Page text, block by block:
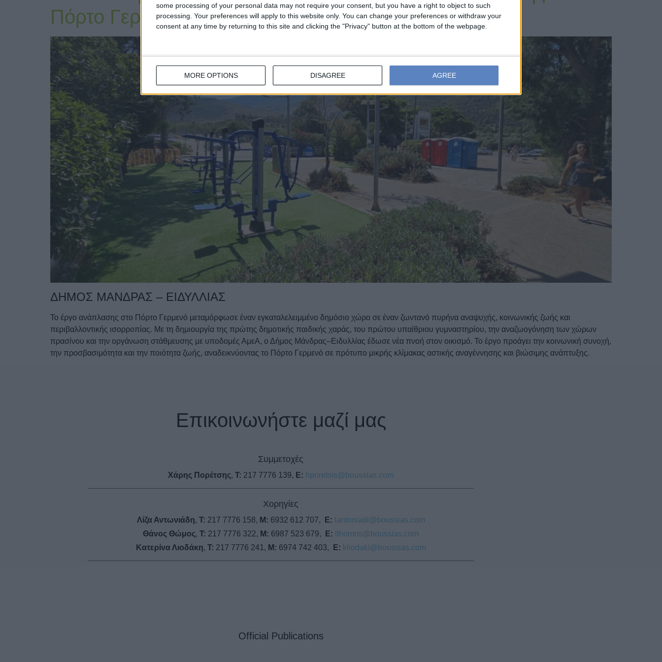
some processing of your personal data may not require your consent, but you have a right to object to such
processing. Your preferences will apply to this website only. You can change your preferences or withdraw your
consent at any time by returning to this site and clicking the "Privacy" button at the bottom of the webpage.
MORE OPTIONS DISAGREE AGREE
Πόρτο Γερμενό
ΔΗΜΟΣ ΜΑΝΔΡΑΣ – ΕΙΔΥΛΛΙΑΣ
Το έργο ανάπλασης στο Πόρτο Γερμενό μεταμόρφωσε έναν εγκαταλελειμμένο δημόσιο χώρο σε έναν ζωντανό πυρήνα αναψυχής, κοινωνικής ζωής και
περιβαλλοντικής ισορροπίας. Με τη δημιουργία της πρώτης δημοτικής παιδικής χαράς, του πρώτου υπαίθριου γυμναστηρίου, την αναζωογόνηση των χώρων
πρασίνου και την οργάνωση στάθμευσης με υποδομές ΑμεΑ, ο Δήμος Μάνδρας–Ειδυλλίας έδωσε νέα πνοή στον οικισμό. Το έργο προάγει την κοινωνική συνοχή,
την προσβασιμότητα και την ποιότητα ζωής, αναδεικνύοντας το Πόρτο Γερμενό σε πρότυπο μικρής κλίμακας αστικής αναγέννησης και βιώσιμης ανάπτυξης.
Επικοινωνήστε μαζί μας
Συμμετοχές
Χάρης Πορέτσης, T: 217 7776 139, E: hporetsis@boussias.com
Χορηγίες
Λίζα Αντωνιάδη, Τ: 217 7776 158, M: 6932 612 707, E: lantoniadi@boussias.com
Θάνος Θώμος, Τ: 217 7776 322, M: 6987 523 679, E: tthomos@boussias.com
Κατερίνα Λιοδάκη, Τ: 217 7776 241, M: 6974 742 403, Ε: kliodaki@boussias.com
Official Publications